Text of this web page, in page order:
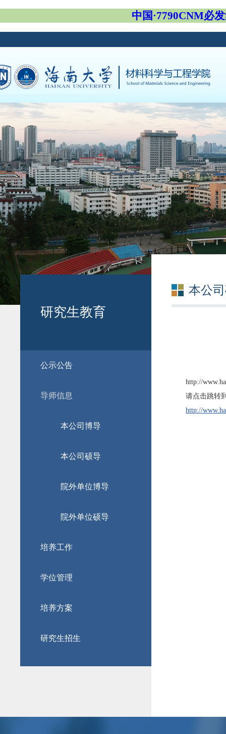
中国·7790CNM必
研究生教育
公示公告
导师信息
本公司博导
本公司硕导
院外单位博导
院外单位硕导
培养工作
学位管理
培养方案
研究生招生
本公
http://
请点击跳转
http://